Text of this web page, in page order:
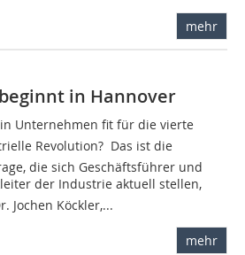
mehr
in Hannover
Unternehmen fit für die vierte
Revolution?  Das ist die
die sich Geschäftsführer und
der Industrie aktuell stellen,
Jochen Köckler,...
mehr